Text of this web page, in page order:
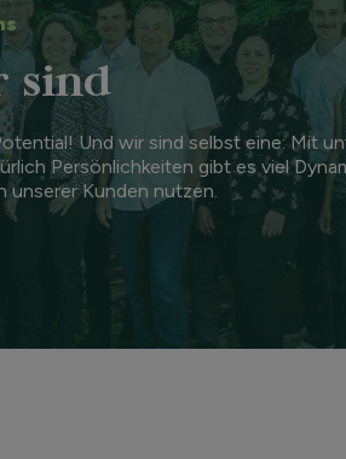
sind
Und wir sind selbst eine: Mit
Persönlichkeiten gibt es viel
unserer Kunden nutzen.